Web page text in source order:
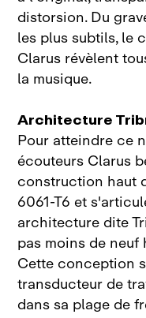
distorsion. Du
les plus subtils, le
Clarus révèlent
la musique.
Architecture
Pour atteindre ce
écouteurs Clarus
construction haut
6061‑T6 et
architecture dite
pas moins de
Cette conception
transducteur de
dans sa plage de